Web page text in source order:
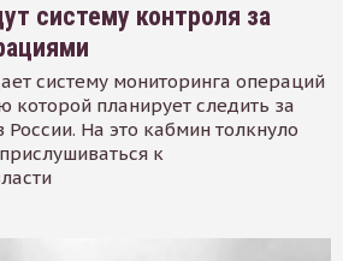
систему контроля за
систему мониторинга операций
планирует следить за
России. На это кабмин толкнуло
к